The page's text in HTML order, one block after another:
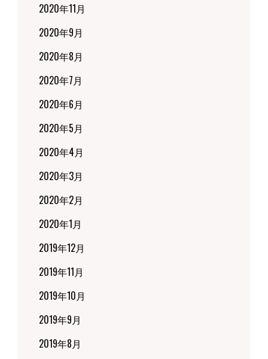
2020年11月
2020年9月
2020年8月
2020年7月
2020年6月
2020年5月
2020年4月
2020年3月
2020年2月
2020年1月
2019年12月
2019年11月
2019年10月
2019年9月
2019年8月